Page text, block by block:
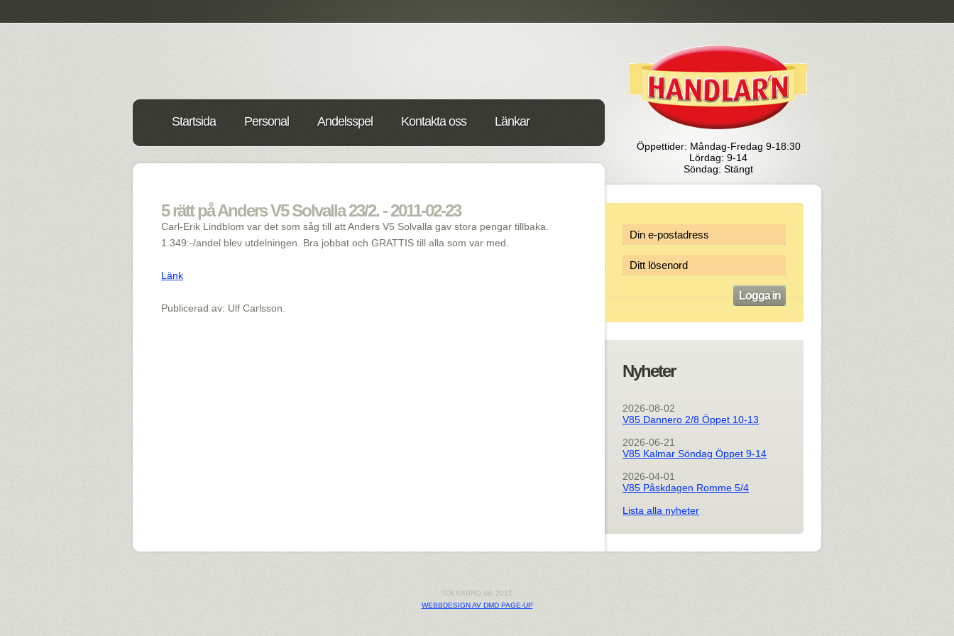
Öppettider: Måndag-Fredag 9-18:30
Lördag: 9-14
Söndag: Stängt
Startsida Personal Andelsspel Kontakta oss Länkar
5 rätt på Anders V5 Solvalla 23/2. - 2011-02-23
Carl-Erik Lindblom var det som såg till att Anders V5 Solvalla gav stora pengar tillbaka.
1.349:-/andel blev utdelningen. Bra jobbat och GRATTIS till alla som var med.
Länk
Publicerad av: Ulf Carlsson.
Nyheter
2026-08-02
V85 Dannero 2/8 Öppet 10-13
2026-06-21
V85 Kalmar Söndag Öppet 9-14
2026-04-01
V85 Påskdagen Romme 5/4
Lista alla nyheter
TOLKABRO.SE 2012
WEBBDESIGN AV DMD PAGE-UP